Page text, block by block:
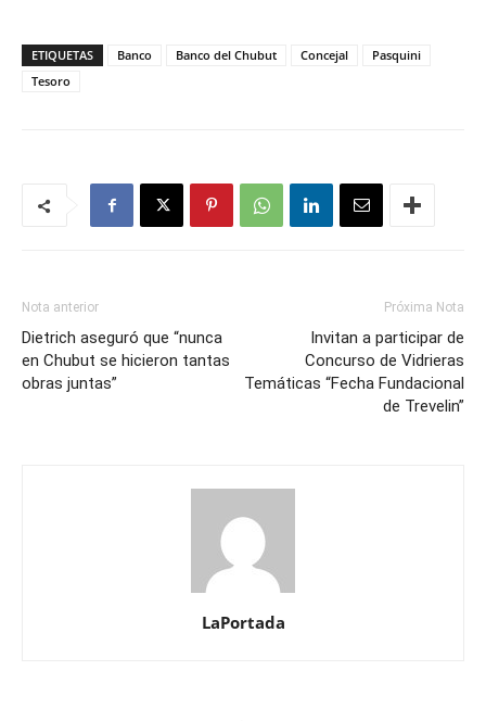
ETIQUETAS Banco Banco del Chubut Concejal
Pasquini
Tesoro
Nota anterior
Dietrich aseguró que “nunca
en Chubut se hicieron tantas
obras juntas”
Próxima Nota
Invitan a participar de
Concurso de Vidrieras
Temáticas “Fecha Fundacional
de Trevelin”
LaPortada